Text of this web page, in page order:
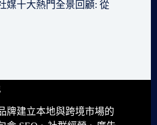
媒十大熱門全景回顧: 從
牌建立本地與跨境市場的